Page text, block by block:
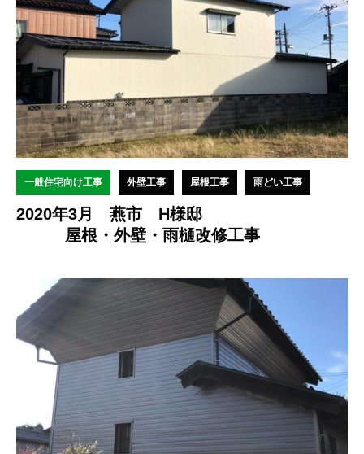
一般住宅向け工事 外壁工事 屋根工事 雨どい工事
2020年3月 燕市 H様邸
屋根・外壁・雨樋改修工事